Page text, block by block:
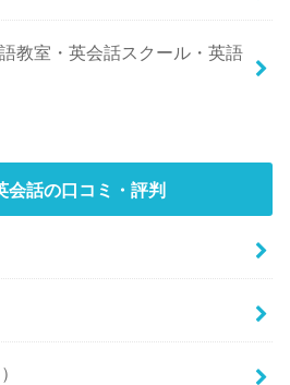
教室・英会話スクール・英語
会話の口コミ・評判